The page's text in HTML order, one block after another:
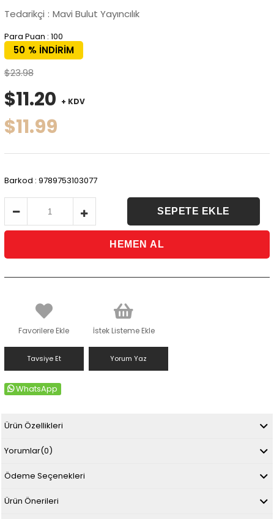
Tedarikçi : Mavi Bulut Yayıncılık
Para Puan : 100
%
50
İNDIRIM
$23.98
$11.20 + KDV
$11.99
Barkod : 9789753103077
Favorilere Ekle İstek Listeme Ekle
Tavsiye Et Yorum Yaz
WhatsApp
Ürün Özellikleri
Yorumlar(0)
Ödeme Seçenekleri
Ürün Önerileri